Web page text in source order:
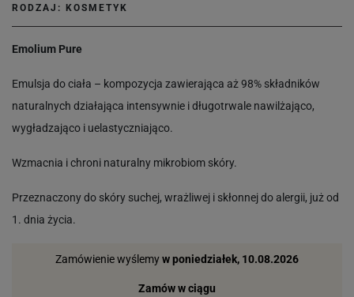
RODZAJ: KOSMETYK
Emolium Pure
Emulsja do ciała – kompozycja zawierająca aż 98% składników
naturalnych działająca intensywnie i długotrwale nawilżająco,
wygładzająco i uelastyczniająco.
Wzmacnia i chroni naturalny mikrobiom skóry.
Przeznaczony do skóry suchej, wrażliwej i skłonnej do alergii, już od
1. dnia życia.
Zamówienie wyślemyw poniedziałek, 10.08.2026
Zamów w ciągu